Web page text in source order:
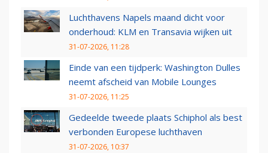
Luchthavens Napels maand dicht voor
onderhoud: KLM en Transavia wijken uit
31-07-2026, 11:28
Einde van een tijdperk: Washington Dulles
neemt afscheid van Mobile Lounges
31-07-2026, 11:25
Gedeelde tweede plaats Schiphol als best
verbonden Europese luchthaven
31-07-2026, 10:37